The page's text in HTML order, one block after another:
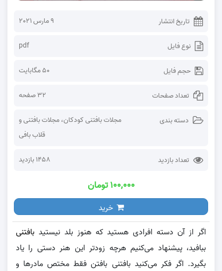
تاریخ انتشار 9 مارس 2021
نوع فایل pdf
حجم فایل 50 مگابایت
تعداد صفحات 32 صفحه
دسته بندی مجلات بافتنی کودکان،مجلات بافتنی و
قلاب بافی
تعداد بازدید 1458 بازدید
۱۰۰,۰۰۰ تومان
خرید
اگر از آن دسته افرادی هستید که هنوز بلد نیستید بافتنی
ببافید، پیشنهاد می‌کنیم هرچه زودتر این هنر دستی را یاد
بگیرد. اگر فکر می‌کنید بافتنی بافتن فقط مختص مادرها و